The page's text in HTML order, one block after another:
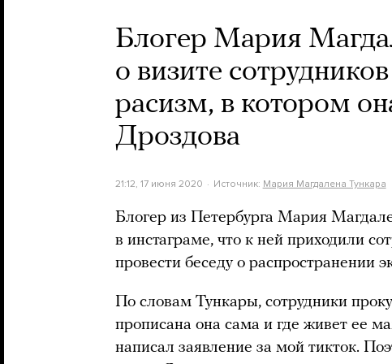
Блогер Мария
о визите
расизм, в котором
Дроздова
21:12, 17 июня 2020 Источник: Мария Магдалена Тункара
Блогер из Петербурга Мария
в инстаграме, что к ней приходили
провести беседу о распространении
По словам Тункары, сотрудники
прописана она сама и где живет ее
написал заявление за мой тикток.